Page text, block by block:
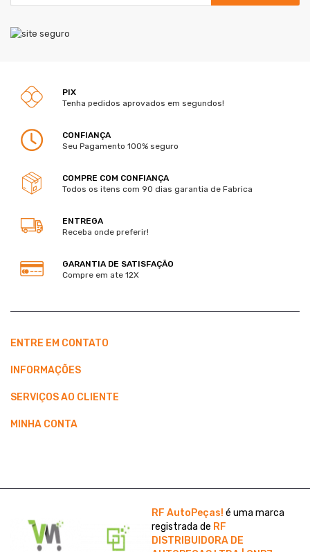
PIX
Tenha pedidos aprovados em segundos!
CONFIANÇA
Seu Pagamento 100% seguro
COMPRE COM CONFIANÇA
Todos os itens com 90 dias garantia de Fabrica
ENTREGA
Receba onde preferir!
GARANTIA DE SATISFAÇÃO
Compre em ate 12X
ENTRE EM CONTATO
INFORMAÇÕES
SERVIÇOS AO CLIENTE
MINHA CONTA
RF AutoPeças! é uma marca
registrada de RF
DISTRIBUIDORA DE